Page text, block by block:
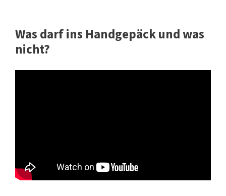
Was darf ins Handgepäck und was
nicht?